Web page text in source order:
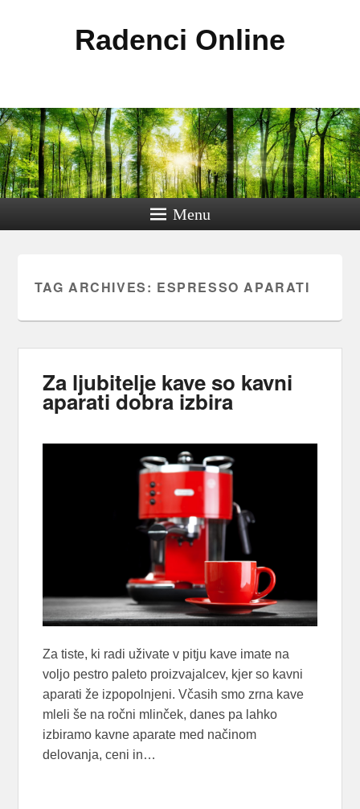
Radenci Online
Menu
TAG ARCHIVES: ESPRESSO APARATI
Za ljubitelje kave so kavni
aparati dobra izbira
Za tiste, ki radi uživate v pitju kave imate na
voljo pestro paleto proizvajalcev, kjer so kavni
aparati že izpopolnjeni. Včasih smo zrna kave
mleli še na ročni mlinček, danes pa lahko
izbiramo kavne aparate med načinom
delovanja, ceni in…